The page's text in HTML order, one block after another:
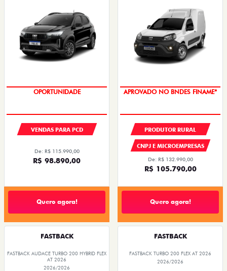
OPORTUNIDADE
VENDAS PARA PCD
De: R$ 115.990,00
R$ 98.890,00
Quero agora!
APROVADO NO BNDES FINAME*
PRODUTOR RURAL
CNPJ E MICROEMPRESAS
De: R$ 132.990,00
R$ 105.790,00
Quero agora!
FASTBACK
FASTBACK AUDACE TURBO 200 HYBRID FLEX
AT 2026
2026/2026
FASTBACK
FASTBACK TURBO 200 FLEX AT 2026
2026/2026